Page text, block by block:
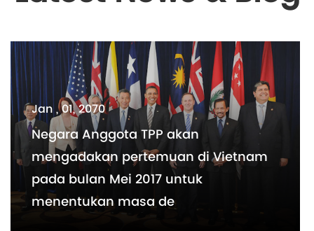
Jan , 01, 2070
Negara Anggota TPP akan
mengadakan pertemuan di Vietnam
pada bulan Mei 2017 untuk
menentukan masa de